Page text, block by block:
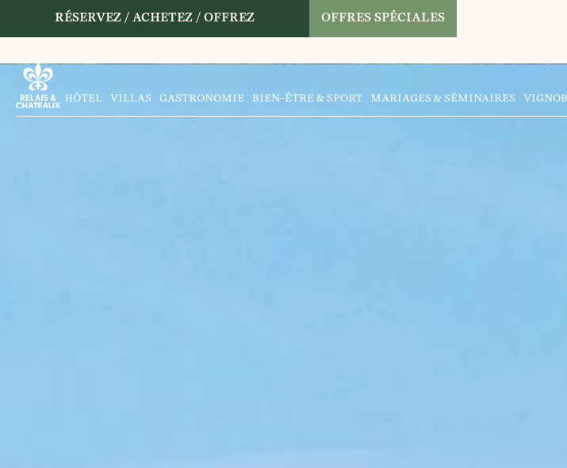
RÉSERVEZ / ACHETEZ / OFFREZ OFFRES SPÉCIALES
HÔTEL VILLAS GASTRONOMIE BIEN-ÊTRE & SPORT MARIAGES & SÉMINAIRES